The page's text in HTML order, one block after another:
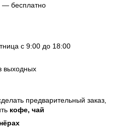
— бесплатно
с 9:00 до 18:00
выходных
предварительный заказ,
кофе, чай